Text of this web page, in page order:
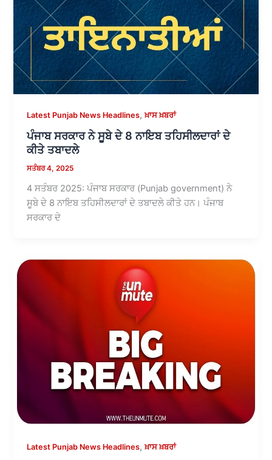
Latest Punjab News Headlines,ਖ਼ਾਸ ਖ਼ਬਰਾਂ
ਪੰਜਾਬ ਸਰਕਾਰ ਨੇ ਸੂਬੇ ਦੇ 8 ਨਾਇਬ ਤਹਿਸੀਲਦਾਰਾਂ ਦੇ
ਕੀਤੇ ਤਬਾਦਲੇ
ਸਤੰਬਰ 4, 2025
4 ਸਤੰਬਰ 2025: ਪੰਜਾਬ ਸਰਕਾਰ (Punjab government) ਨੇ
ਸੂਬੇ ਦੇ 8 ਨਾਇਬ ਤਹਿਸੀਲਦਾਰਾਂ ਦੇ ਤਬਾਦਲੇ ਕੀਤੇ ਹਨ। ਪੰਜਾਬ
ਸਰਕਾਰ ਦੇ
Latest Punjab News Headlines,ਖ਼ਾਸ ਖ਼ਬਰਾਂ